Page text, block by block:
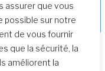
assurer que vous
possible sur notre
de vous fournir
que la sécurité, la
améliorent la